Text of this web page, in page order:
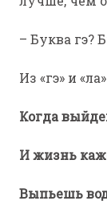
– Буква гэ?
Из «гэ» и
Когда
И жизнь
Выпьешь